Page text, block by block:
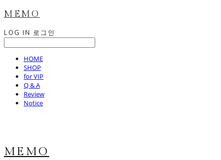
MEMO
LOG IN 로그인
HOME
SHOP
for VIP
Q & A
Review
Notice
MEMO